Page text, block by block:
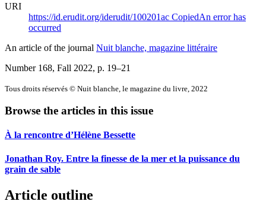
URI
https://id.erudit.org/iderudit/100201ac CopiedAn error has
occurred
An article of the journal Nuit blanche, magazine littéraire
Number 168, Fall 2022, p. 19–21
Tous droits réservés © Nuit blanche, le magazine du livre, 2022
Browse the articles in this issue
À la rencontre d’Hélène Bessette
Jonathan Roy. Entre la finesse de la mer et la puissance du
grain de sable
Article outline